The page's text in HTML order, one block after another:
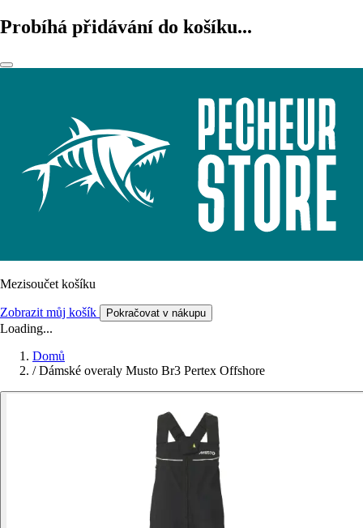
Probíhá přidávání do košíku...
Mezisoučet košíku
Zobrazit můj košík Pokračovat v nákupu
Loading...
Domů
/ Dámské overaly Musto Br3 Pertex Offshore